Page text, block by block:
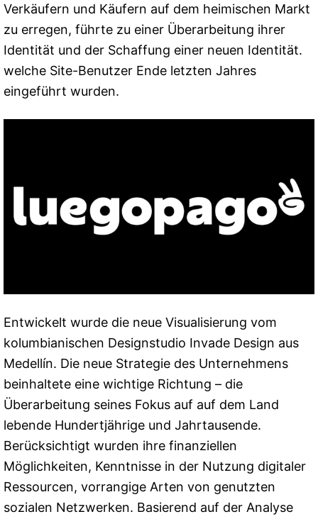
Verkäufern und Käufern auf dem heimischen Markt
zu erregen, führte zu einer Überarbeitung ihrer
Identität und der Schaffung einer neuen Identität.
welche Site-Benutzer Ende letzten Jahres
eingeführt wurden.
Entwickelt wurde die neue Visualisierung vom
kolumbianischen Designstudio Invade Design aus
Medellín. Die neue Strategie des Unternehmens
beinhaltete eine wichtige Richtung – die
Überarbeitung seines Fokus auf auf dem Land
lebende Hundertjährige und Jahrtausende.
Berücksichtigt wurden ihre finanziellen
Möglichkeiten, Kenntnisse in der Nutzung digitaler
Ressourcen, vorrangige Arten von genutzten
sozialen Netzwerken. Basierend auf der Analyse